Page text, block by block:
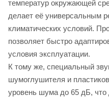
температур окружающей
делает её универсальным
климатических условий.
позволяет быстро
условия эксплуатации.
К тому же, специальный
шумоглушителя и
уровень шума до 65 дБ, что